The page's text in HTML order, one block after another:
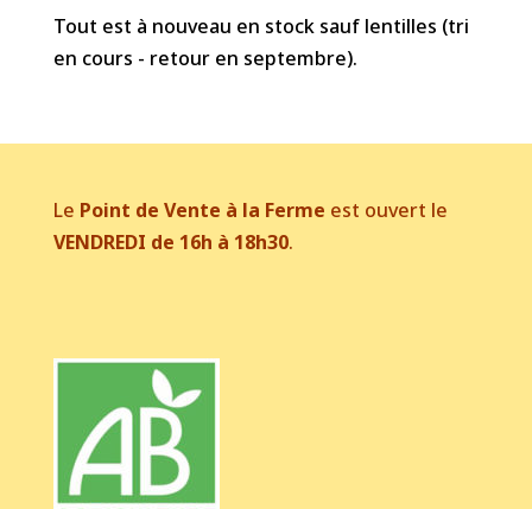
Tout est à nouveau en stock sauf lentilles (tri
en cours - retour en septembre).
Le Point de Vente à la Ferme est ouvert le
VENDREDI de 16h à 18h30.